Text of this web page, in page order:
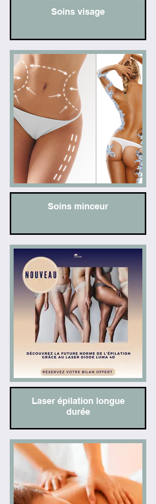
Soins visage
Soins minceur
Laser épilation longue
durée